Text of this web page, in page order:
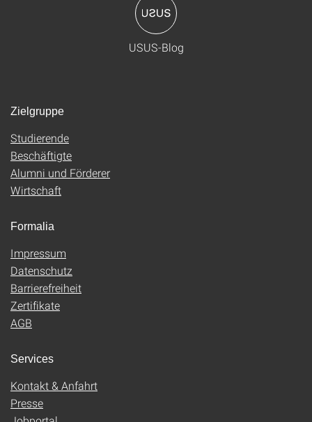
USUS-Blog
Zielgruppe
Studierende
Beschäftigte
Alumni und Förderer
Wirtschaft
Formalia
Impressum
Datenschutz
Barrierefreiheit
Zertifikate
AGB
Services
Kontakt & Anfahrt
Presse